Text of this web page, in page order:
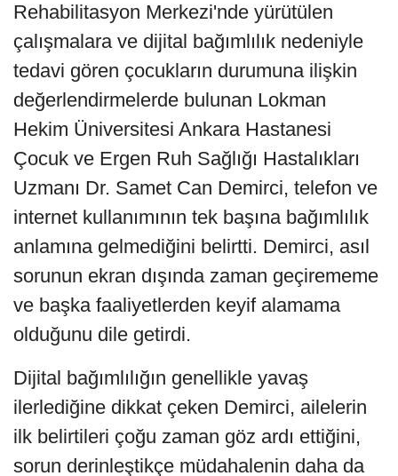
Rehabilitasyon Merkezi'nde yürütülen
çalışmalara ve dijital bağımlılık nedeniyle
tedavi gören çocukların durumuna ilişkin
değerlendirmelerde bulunan Lokman
Hekim Üniversitesi Ankara Hastanesi
Çocuk ve Ergen Ruh Sağlığı Hastalıkları
Uzmanı Dr. Samet Can Demirci, telefon ve
internet kullanımının tek başına bağımlılık
anlamına gelmediğini belirtti. Demirci, asıl
sorunun ekran dışında zaman geçirememe
ve başka faaliyetlerden keyif alamama
olduğunu dile getirdi.
Dijital bağımlılığın genellikle yavaş
ilerlediğine dikkat çeken Demirci, ailelerin
ilk belirtileri çoğu zaman göz ardı ettiğini,
sorun derinleştikçe müdahalenin daha da